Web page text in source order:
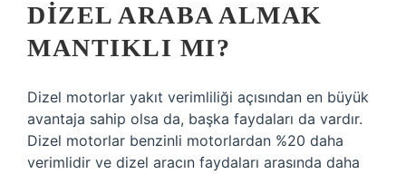
DIZEL ARABA ALMAK
MANTIKLI MI?
Dizel motorlar yakıt verimliliği açısından en büyük
avantaja sahip olsa da, başka faydaları da vardır.
Dizel motorlar benzinli motorlardan %20 daha
verimlidir ve dizel aracın faydaları arasında daha